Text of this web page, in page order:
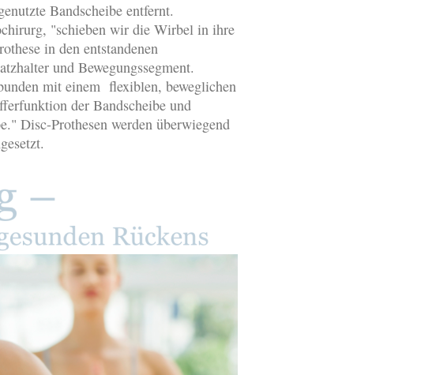
Bandscheibe entfernt.
"schieben wir die Wirbel in ihre
in den entstandenen
und Bewegungssegment.
mit einem flexiblen, beweglichen
der Bandscheibe und
Disc-Prothesen werden überwiegend